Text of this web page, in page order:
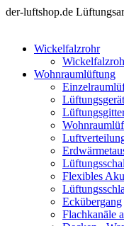
der-luftshop.de
Wickelfalzrohr
Wohnraumlüftung
Lüftungsgerät
Flexibles
Eckübergang
Flachkanäle